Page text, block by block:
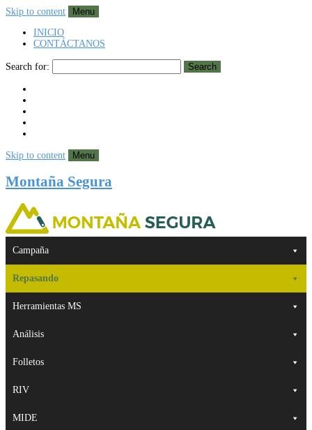
Skip to content
Menu
INICIO
CONTÁCTANOS
Search for: Search
Skip to content Menu
Montaña Segura
Campaña
Repasando
Herramientas MS
Análisis
Folletos
RIV
MIDE